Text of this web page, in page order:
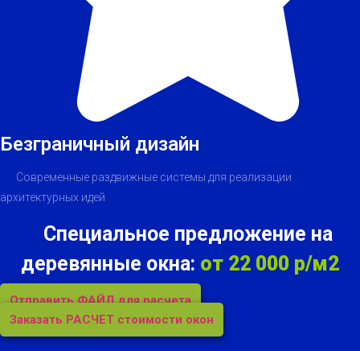
Безграничный дизайн
Современные раздвижные системы для реализации
архитектурных идей
Специальное предложение на
деревянные окна: от 22 000 р/м2
Отправить ФАЙЛ для расчета
Заказать РАСЧЕТ стоимости окон